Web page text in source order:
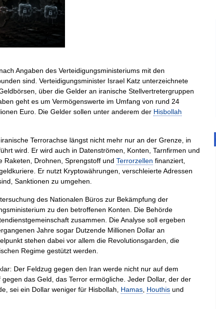
Angaben des Verteidigungsministeriums mit den
sind. Verteidigungsminister Israel Katz unterzeichnete
über die Gelder an iranische Stellvertretergruppen
geht es um Vermögenswerte im Umfang von rund 24
Euro. Die Gelder sollen unter anderem der Hisbollah
Terrorachse längst nicht mehr nur an der Grenze, in
wird. Er wird auch in Datenströmen, Konten, Tarnfirmen und
Raketen, Drohnen, Sprengstoff undTerrorzellen finanziert,
Er nutzt Kryptowährungen, verschleierte Adressen
Sanktionen zu umgehen.
des Nationalen Büros zur Bekämpfung der
zu den betroffenen Konten. Die Behörde
zusammen. Die Analyse soll ergeben
Jahre sogar Dutzende Millionen Dollar an
stehen dabei vor allem die Revolutionsgarden, die
Regime gestützt werden.
Der Feldzug gegen den Iran werde nicht nur auf dem
das Geld, das Terror ermögliche. Jeder Dollar, der der
sei ein Dollar weniger für Hisbollah, Hamas Houthis und